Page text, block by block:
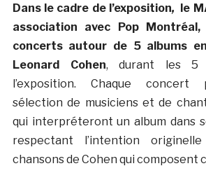
Dans le cadre de l’exposition, le
association avec Pop
concerts autour de 5 albums
Leonard Cohen, durant les 5
l’exposition. Chaque concert
sélection de musiciens et de
qui interpréteront un album dans
respectant l’intention
chansons de Cohen qui composent